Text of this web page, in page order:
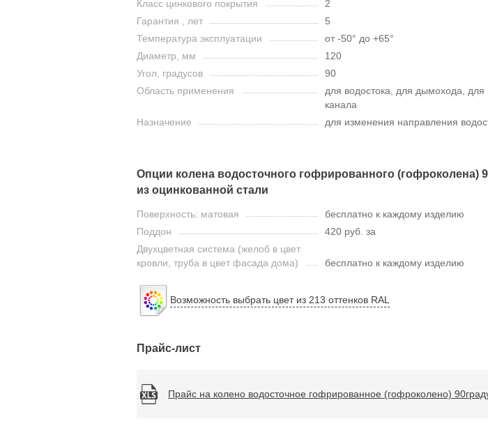
Класс цинкового покрытия
2
Гарантия , лет
5
Температура эксплуатации
от -50° до +65°
Диаметр, мм
120
Угол, градусов
90
Область применения
для водостока, для дымохода, для
канала
Назначение
для изменения направления
Опции колена водосточного гофрированного (гофроколена)
из оцинкованной стали
Поверхность: матовая
бесплатно к каждому изделию
Поддон
420 руб. за
Двухцветная система (желоб в цвет
кровли, труба в цвет фасада дома)
бесплатно к каждому изделию
Возможность выбрать цвет из 213 оттенков RAL
Прайс-лист
Прайс на колено водосточное гофрированное (гофроколено)